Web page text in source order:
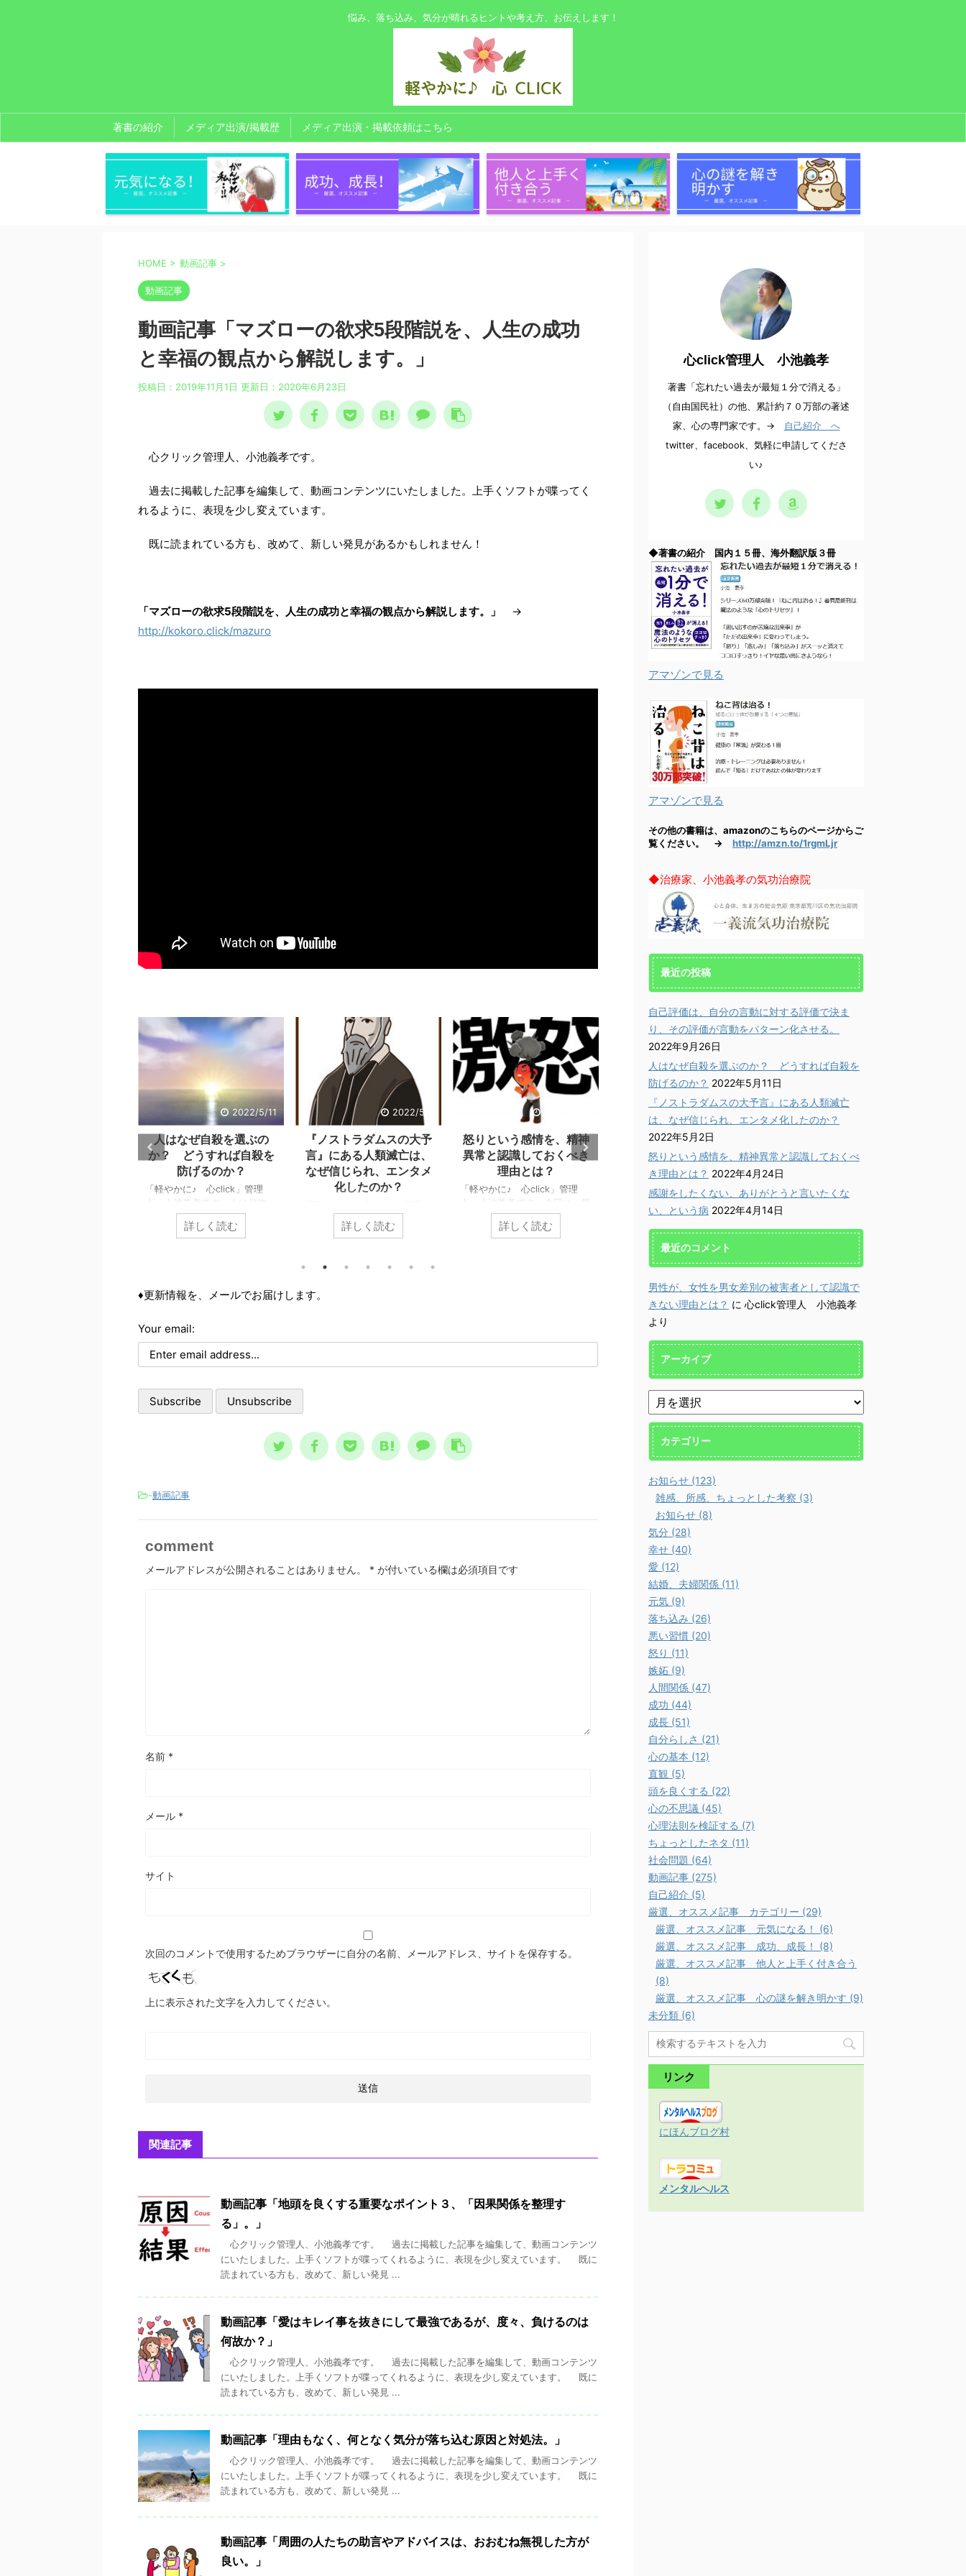
悩み、落ち込み、気分が晴れるヒントや考え方、お伝えします！
著書の紹介 メディア出演/掲載歴 メディア出演・掲載依頼はこちら
HOME > 動画記事 >
動画記事
動画記事「マズローの欲求5段階説を、人生の成功
と幸福の観点から解説します。」
投稿日：2019年11月1日 更新日： 2020年6月23日
心クリック管理人、小池義孝です。
過去に掲載した記事を編集して、動画コンテンツにいたしました。上手くソフトが喋ってく
れるように、表現を少し変えています。
既に読まれている方も、改めて、新しい発見があるかもしれません！
「マズローの欲求5段階説を、人生の成功と幸福の観点から解説します。」
→
http://kokoro.click/mazuro
2022/5/11
人はなぜ自殺を選ぶの
か？ どうすれば自殺を
防げるのか？
「軽やかに♪ 心click」管理
人、小池義孝です。人は何故、
自殺を選ぶのでしょうか？ 自
殺するまで追い込まれない為に
は、それら個々の事情に取り組
ておくべき内容です。 自殺の
人は、どういう時に自殺に至
るのか？ その精神状態を詳し
る人にとって、決して無駄には
なりません。 一般的に広ま
詳しく読む
2022/5/2
『ノストラダムスの大予
言』にある人類滅亡は、
なぜ信じられ、エンタメ
化したのか？
人、小池義孝です。今回は、子
供の頃にあった『ノストラダム
ラダムスは日常の一部でした。
滅亡すると怖れ、その恐怖と不
た。 けれどもそこには、人
て楽しむ、奇妙な空気も存在し
ストラダムスが日本 ...
詳しく読む
怒りという感情を、精神
異常と認識しておくべき
理由とは？
「軽やかに♪ 心click」管理
人、小池義孝です。今回は、怒
りの危険性についてお伝えしま
す。 怒りは、爆発的なエネ
欠如を指します。理性とは、物
詳しく読む
感謝をしたくない、あり
がとうと言いたくない、
という病
「軽やかに♪ 心click」管理
人、小池義孝です。今回は、近
頃で目立っている「感謝を否定
する」意見について、その根本
的な誤りを指摘します。 確
かに、感謝は強要されるもので
はありません。しかし感謝の拒
絶は、人間社会の本質への否定
になるのです。 「優しさ・親
切 ←→ 感謝」というノーコ
ストな交換 社会の本質は、キ
レイ事ではなく助け合い 人
間はなぜ、社会を形成するので
しょうか？ 答えは簡単で、助
け合うためです。 これはキ
レイ事ではなく、むしろ社会の
本質です。人が一人で生き抜い
ていくのは、至難 ...
詳しく読む
も、楽しむ方が優秀に。
潜在能力は、楽しんで発
揮する。」に雑談動画を
追加しました。
人、小池義孝です。 過去記
事を更新しても、「新着記事」
にはなりませんので、こうして
報 『頑張るよりも、楽しむ方
が優秀に。潜在能力は、楽しん
の危機に瀕した際の火事場の馬
鹿力でさえも、楽しい！ が採
用されています。 →
♦更新情報を、メールでお届
けします。 Leave Th ...
詳しく読む
♦更新情報を、メールでお届けします。
Your email:
-動画記事
comment
メールアドレスが公開されることはありません。 * が付いている欄は必須項目です
名前 *
メール *
サイト
次回のコメントで使用するためブラウザーに自分の名前、メールアドレス、サイトを保存する。
上に表示された文字を入力してください。
関連記事
動画記事「地頭を良くする重要なポイント３、「因果関係を整理す
る」。」
心クリック管理人、小池義孝です。 過去に掲載した記事を編集して、動画コンテンツ
にいたしました。上手くソフトが喋ってくれるように、表現を少し変えています。 既に
読まれている方も、改めて、新しい発見 ...
動画記事「愛はキレイ事を抜きにして最強であるが、度々、負けるのは
何故か？」
心クリック管理人、小池義孝です。 過去に掲載した記事を編集して、動画コンテンツ
にいたしました。上手くソフトが喋ってくれるように、表現を少し変えています。 既に
読まれている方も、改めて、新しい発見 ...
動画記事「理由もなく、何となく気分が落ち込む原因と対処法。」
心クリック管理人、小池義孝です。 過去に掲載した記事を編集して、動画コンテンツ
にいたしました。上手くソフトが喋ってくれるように、表現を少し変えています。 既に
読まれている方も、改めて、新しい発見 ...
動画記事「周囲の人たちの助言やアドバイスは、おおむね無視した方が
良い。」
心click管理人 小池義孝
著書「忘れたい過去が最短１分で消える」
（自由国民社）の他、累計約７０万部の著述
家、心の専門家です。→ 自己紹介 へ
twitter、facebook、気軽に申請してくださ
い♪
◆著書の紹介 国内１５冊、海外翻訳版３冊
アマゾンで見る
アマゾンで見る
その他の書籍は、amazonのこちらのページからご
覧ください。 → http://amzn.to/1rgmLjr
◆治療家、小池義孝の気功治療院
最近の投稿
自己評価は、自分の言動に対する評価で決ま
り、その評価が言動をパターン化させる。
2022年9月26日
人はなぜ自殺を選ぶのか？ どうすれば自殺を
防げるのか？ 2022年5月11日
『ノストラダムスの大予言』にある人類滅亡
は、なぜ信じられ、エンタメ化したのか？
2022年5月2日
怒りという感情を、精神異常と認識しておくべ
き理由とは？ 2022年4月24日
感謝をしたくない、ありがとうと言いたくな
い、という病 2022年4月14日
最近のコメント
男性が、女性を男女差別の被害者として認識で
きない理由とは？ に 心click管理人 小池義孝
より
アーカイブ
カテゴリー
お知らせ (123)
雑感、所感、ちょっとした考察 (3)
お知らせ (8)
気分 (28)
幸せ (40)
愛 (12)
結婚、夫婦関係 (11)
元気 (9)
落ち込み (26)
悪い習慣 (20)
怒り (11)
嫉妬 (9)
人間関係 (47)
成功 (44)
成長 (51)
自分らしさ (21)
心の基本 (12)
直観 (5)
頭を良くする (22)
心の不思議 (45)
心理法則を検証する (7)
ちょっとしたネタ (11)
社会問題 (64)
動画記事 (275)
自己紹介 (5)
厳選、オススメ記事 カテゴリー (29)
厳選、オススメ記事 元気になる！ (6)
厳選、オススメ記事 成功、成長！ (8)
厳選、オススメ記事 他人と上手く付き合う
(8)
厳選、オススメ記事 心の謎を解き明かす (9)
未分類 (6)
リンク
にほんブログ村
メンタルヘルス